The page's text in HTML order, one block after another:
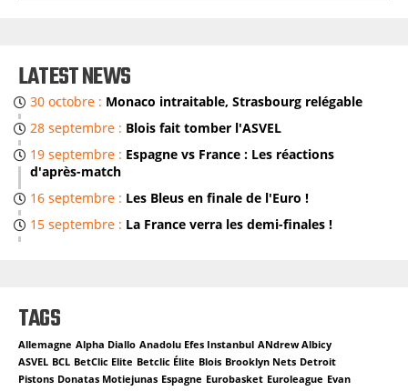
R
C
H
LATEST NEWS
30 octobre : Monaco intraitable, Strasbourg relégable
28 septembre : Blois fait tomber l'ASVEL
19 septembre : Espagne vs France : Les réactions
d'après-match
16 septembre : Les Bleus en finale de l'Euro !
15 septembre : La France verra les demi-finales !
TAGS
Allemagne Alpha Diallo Anadolu Efes Instanbul ANdrew Albicy
ASVEL BCL BetClic Elite Betclic Élite Blois Brooklyn Nets Detroit
Pistons Donatas Motiejunas Espagne Eurobasket Euroleague Evan